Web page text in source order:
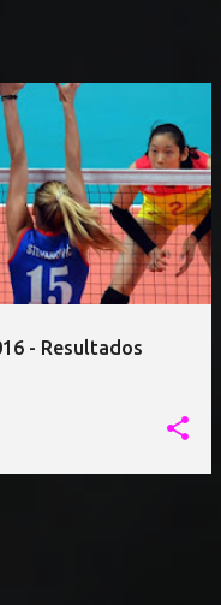
- Resultados